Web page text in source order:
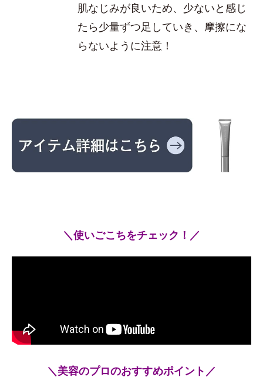
肌なじみが良いため、少ないと感じ
たら少量ずつ足していき、摩擦にな
らないように注意！
＼使いごこちをチェック！／
＼美容のプロのおすすめポイント／